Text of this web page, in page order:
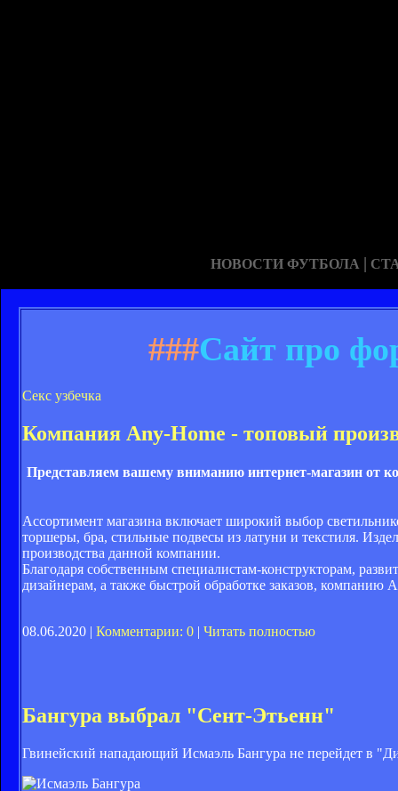
НОВОСТИ ФУТБОЛА |
###Сайт про
Секс узбечка
Компания Any-Home - топовый
Представляем вашему вниманию интернет-магазин от
Ассортимент магазина включает широкий выбор
торшеры, бра, стильные подвесы из латуни и текстиля.
производства данной компании.
Благодаря собственным специалистам-конструкторам,
дизайнерам, а также быстрой обработке заказов,
08.06.2020 | Комментарии: 0 | Читать полностью
Бангура выбрал "Сент-Этьенн"
Гвинейский нападающий Исмаэль Бангура не перейдет в